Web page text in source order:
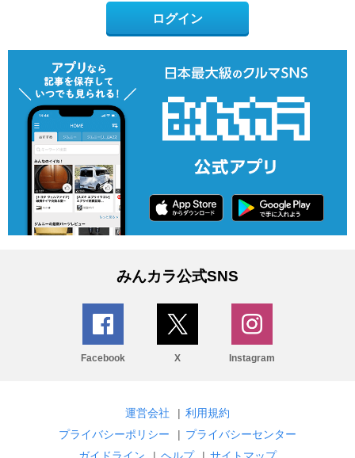
ログイン
みんカラ公式SNS
Facebook X Instagram
運営会社 | 利用規約
プライバシーポリシー
| プライバシーセンター